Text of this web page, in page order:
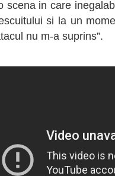
scena in care
si la un
nu m-a suprins”.